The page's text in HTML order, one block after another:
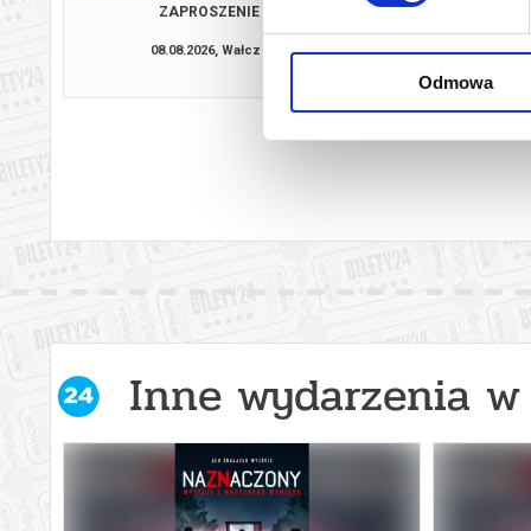
Odmowa
ZAPROSZENIE
08.08.2026, Wałcz
MINIONKI I
09.08.2026,
Inne wydarzenia